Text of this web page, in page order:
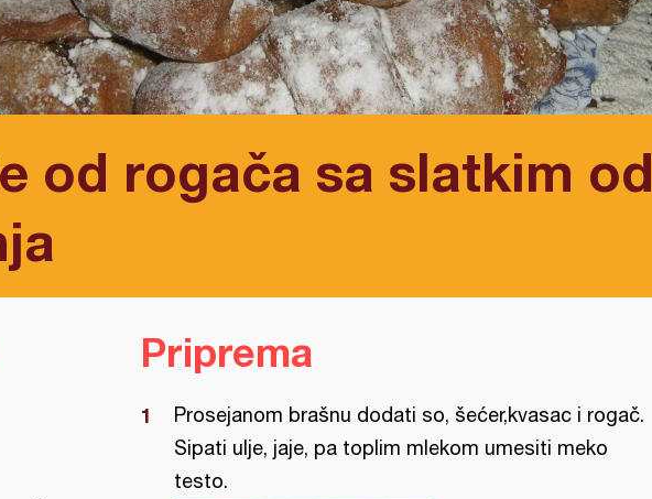
od rogača sa slatkim od
Priprema
Prosejanom brašnu dodati so, šećer,kvasac i rogač.
Sipati ulje, jaje, pa toplim mlekom umesiti meko
testo.